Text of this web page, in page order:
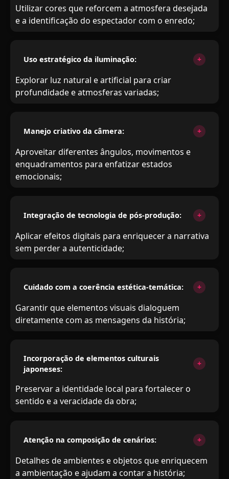
Utilizar cores que reforcem a atmosfera desejada
e a identificação do espectador com o enredo;
Uso estratégico da iluminação:
Explorar luz natural e artificial para criar
profundidade e atmosferas variadas;
Manejo criativo da câmera:
Aproveitar diferentes ângulos, movimentos e
enquadramentos para enfatizar estados
emocionais;
Integração de tecnologia de pós-produção:
Aplicar efeitos digitais para enriquecer a narrativa
sem perder a autenticidade;
Cuidado com a coerência estética-temática:
Garantir que elementos visuais dialoguem
diretamente com as mensagens da história;
Incorporação de elementos culturais
japoneses:
Preservar a identidade local para fortalecer o
sentido e a veracidade da obra;
Atenção na composição de cenários:
Detalhes de ambientes e objetos que enriquecem
a ambientação e ajudam a contar a história;